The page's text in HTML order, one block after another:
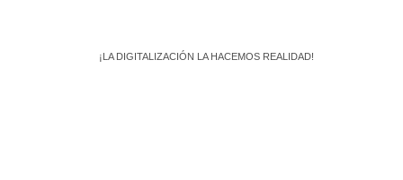
¡LA DIGITALIZACIÓN LA HACEMOS REALIDAD!